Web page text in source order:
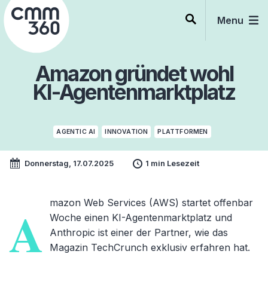
Skip
to
content
Menu
Amazon gründet wohl
KI-Agentenmarktplatz
AGENTIC AI INNOVATION PLATTFORMEN
Donnerstag, 17.07.2025 1 min Lesezeit
A
mazon Web Services (AWS) startet offenbar
Woche einen KI-Agentenmarktplatz und
Anthropic ist einer der Partner, wie das
Magazin TechCrunch exklusiv erfahren hat.